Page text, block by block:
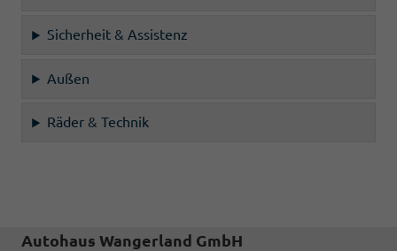
Sicherheit & Assistenz
Außen
Räder & Technik
Autohaus Wangerland GmbH